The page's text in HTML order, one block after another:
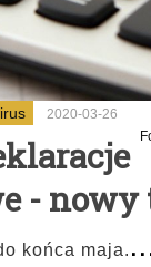
2020-03-26
-
końca maja.